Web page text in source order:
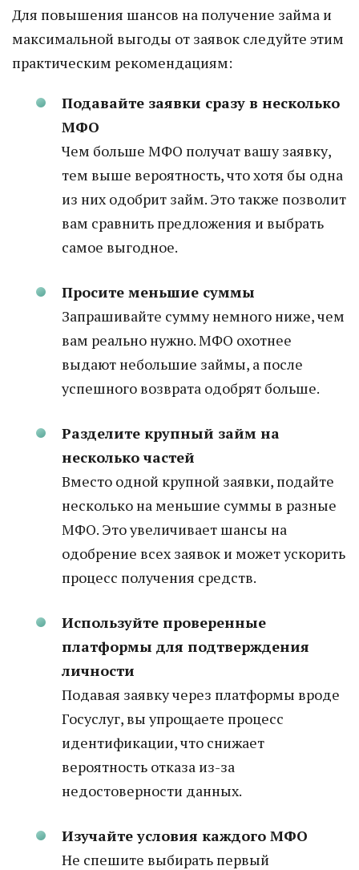
Для повышения шансов на получение займа и
максимальной выгоды от заявок следуйте этим
практическим рекомендациям:
Подавайте заявки сразу в несколько
МФО
Чем больше МФО получат вашу заявку,
тем выше вероятность, что хотя бы одна
из них одобрит займ. Это также позволит
вам сравнить предложения и выбрать
самое выгодное.
Просите меньшие суммы
Запрашивайте сумму немного ниже, чем
вам реально нужно. МФО охотнее
выдают небольшие займы, а после
успешного возврата одобрят больше.
Разделите крупный займ на
несколько частей
Вместо одной крупной заявки, подайте
несколько на меньшие суммы в разные
МФО. Это увеличивает шансы на
одобрение всех заявок и может ускорить
процесс получения средств.
Используйте проверенные
платформы для подтверждения
личности
Подавая заявку через платформы вроде
Госуслуг, вы упрощаете процесс
идентификации, что снижает
вероятность отказа из-за
недостоверности данных.
Изучайте условия каждого МФО
Не спешите выбирать первый